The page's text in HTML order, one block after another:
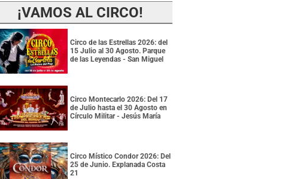
¡VAMOS AL CIRCO!
Circo de las Estrellas 2026: del
15 Julio al 30 Agosto. Parque
de las Leyendas - San Miguel
Circo Montecarlo 2026: Del 17
de Julio hasta el 30 Agosto en
Círculo Militar - Jesús María
Circo Místico Condor 2026: Del
25 de Junio. Explanada Costa
21